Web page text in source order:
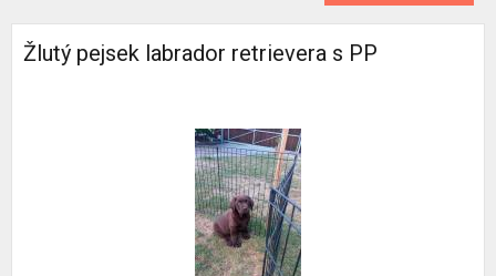
Žlutý pejsek labrador retrievera s PP